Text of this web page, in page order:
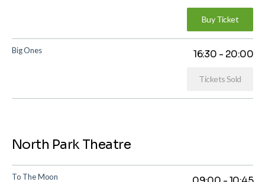
Buy Ticket
Big Ones 16:30 - 20:00
Tickets Sold
North Park Theatre
To The Moon